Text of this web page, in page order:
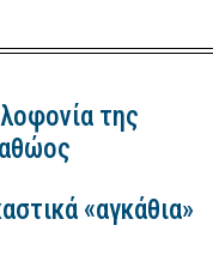
της
«αγκάθια»